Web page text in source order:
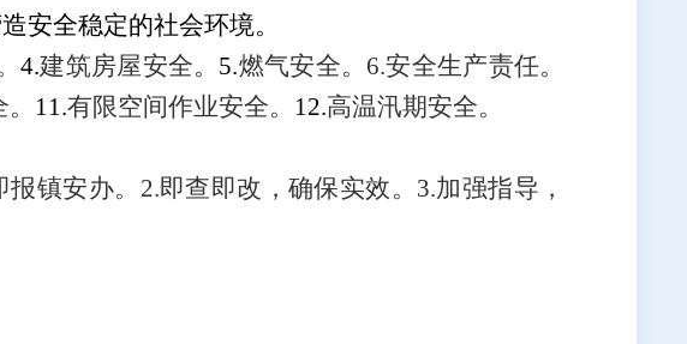
安全稳定的社会环境。
4.建筑房屋安全。 5.燃气安全。 6.安全生产责任。
。 11.有限空间作业安全。 12.高温汛期安全。
镇安办。 2.即查即改，确保实效。 3.加强指导，